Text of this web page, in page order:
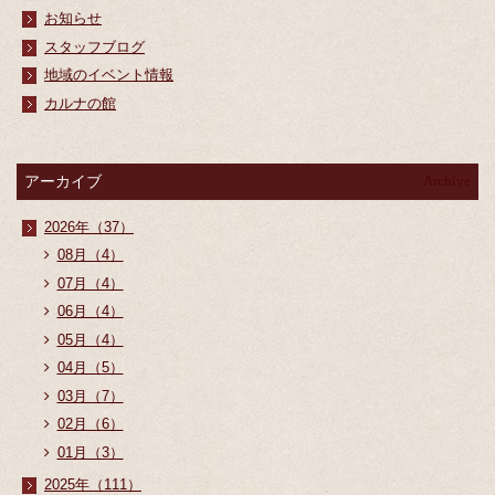
お知らせ
スタッフブログ
地域のイベント情報
カルナの館
アーカイブ
2026年（37）
08月（4）
07月（4）
06月（4）
05月（4）
04月（5）
03月（7）
02月（6）
01月（3）
2025年（111）